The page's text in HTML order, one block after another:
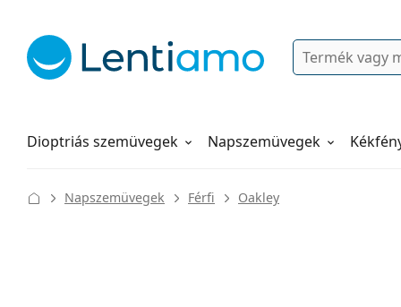
Keresés
Folyadékok
Dioptriás szemüvegek Napszemüvegek
Hogyan rendeljen
Napszemüvegek Férfi Oakley